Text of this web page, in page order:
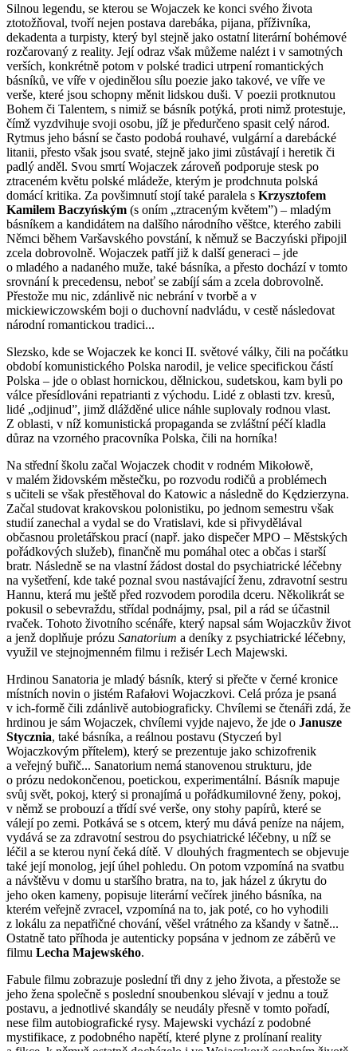
Silnou legendu, se kterou se Wojaczek ke konci svého života
ztotožňoval, tvoří nejen postava darebáka, pijana, příživníka,
dekadenta a turpisty, který byl stejně jako ostatní literární bohémové
rozčarovaný z reality. Její odraz však můžeme nalézt i v samotných
verších, konkrétně potom v polské tradici utrpení romantických
básníků, ve víře v ojedinělou sílu poezie jako takové, ve víře ve
verše, které jsou schopny měnit lidskou duši. V poezii protknutou
Bohem či Talentem, s nimiž se básník potýká, proti nimž protestuje,
čímž vyzdvihuje svoji osobu, jíž je předurčeno spasit celý národ.
Rytmus jeho básní se často podobá rouhavé, vulgární a darebácké
litanii, přesto však jsou svaté, stejně jako jimi zůstávají i heretik či
padlý anděl. Svou smrtí Wojaczek zároveň podporuje stesk po
ztraceném květu polské mládeže, kterým je prodchnuta polská
domácí kritika. Za povšimnutí stojí také paralela s Krzysztofem
Kamilem Baczyńským (s oním „ztraceným květem”) – mladým
básníkem a kandidátem na dalšího národního věštce, kterého zabili
Němci během Varšavského povstání, k němuž se Baczyński připojil
zcela dobrovolně. Wojaczek patří již k další generaci – jde
o mladého a nadaného muže, také básníka, a přesto dochází v tomto
srovnání k precedensu, neboť se zabíjí sám a zcela dobrovolně.
Přestože mu nic, zdánlivě nic nebrání v tvorbě a v
mickiewiczowském boji o duchovní nadvládu, v cestě následovat
národní romantickou tradici...
Slezsko, kde se Wojaczek ke konci II. světové války, čili na počátku
období komunistického Polska narodil, je velice specifickou částí
Polska – jde o oblast hornickou, dělnickou, sudetskou, kam byli po
válce přesídlováni repatrianti z východu. Lidé z oblasti tzv. kresů,
lidé „odjinud”, jimž dlážděné ulice náhle suplovaly rodnou vlast.
Z oblasti, v níž komunistická propaganda se zvláštní péčí kladla
důraz na vzorného pracovníka Polska, čili na horníka!
Na střední školu začal Wojaczek chodit v rodném Mikołowě,
v malém židovském městečku, po rozvodu rodičů a problémech
s učiteli se však přestěhoval do Katowic a následně do Kędzierzyna.
Začal studovat krakovskou polonistiku, po jednom semestru však
studií zanechal a vydal se do Vratislavi, kde si přivydělával
občasnou proletářskou prací (např. jako dispečer MPO – Městských
pořádkových služeb), finančně mu pomáhal otec a občas i starší
bratr. Následně se na vlastní žádost dostal do psychiatrické léčebny
na vyšetření, kde také poznal svou nastávající ženu, zdravotní sestru
Hannu, která mu ještě před rozvodem porodila dceru. Několikrát se
pokusil o sebevraždu, střídal podnájmy, psal, pil a rád se účastnil
rvaček. Tohoto životního scénáře, který napsal sám Wojaczkův život
a jenž doplňuje prózu Sanatorium a deníky z psychiatrické léčebny,
využil ve stejnojmenném filmu i režisér Lech Majewski.
Hrdinou Sanatoria je mladý básník, který si přečte v černé kronice
místních novin o jistém Rafałovi Wojaczkovi. Celá próza je psaná
v ich-formě čili zdánlivě autobiograficky. Chvílemi se čtenáři zdá, že
hrdinou je sám Wojaczek, chvílemi vyjde najevo, že jde o Janusze
Stycznia, také básníka, a reálnou postavu (Styczeń byl
Wojaczkovým přítelem), který se prezentuje jako schizofrenik
a veřejný buřič... Sanatorium nemá stanovenou strukturu, jde
o prózu nedokončenou, poetickou, experimentální. Básník mapuje
svůj svět, pokoj, který si pronajímá u pořádkumilovné ženy, pokoj,
v němž se probouzí a třídí své verše, ony stohy papírů, které se
válejí po zemi. Potkává se s otcem, který mu dává peníze na nájem,
vydává se za zdravotní sestrou do psychiatrické léčebny, u níž se
léčil a se kterou nyní čeká dítě. V dlouhých fragmentech se objevuje
také její monolog, její úhel pohledu. On potom vzpomíná na svatbu
a návštěvu v domu u staršího bratra, na to, jak házel z úkrytu do
jeho oken kameny, popisuje literární večírek jiného básníka, na
kterém veřejně zvracel, vzpomíná na to, jak poté, co ho vyhodili
z lokálu za nepatřičné chování, věšel vrátného za kšandy v šatně...
Ostatně tato příhoda je autenticky popsána v jednom ze záběrů ve
filmu Lecha Majewského.
Fabule filmu zobrazuje poslední tři dny z jeho života, a přestože se
jeho žena společně s poslední snoubenkou slévají v jednu a touž
postavu, a jednotlivé skandály se neudály přesně v tomto pořadí,
nese film autobiografické rysy. Majewski vychází z podobné
mystifikace, z podobného napětí, které plyne z prolínaní reality